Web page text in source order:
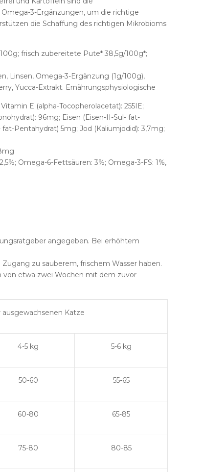
3-Ergänzungen, um die richtige
die Schaffung des richtigen Mikrobioms
frisch zubereitete Pute* 38,5g/100g*;
Linsen, Omega-3-Ergänzung (1g/100g),
Yucca-Extrakt. Ernährungsphysiologische
E (alpha-Tocopherolacetat): 255IE;
96mg; Eisen (Eisen-II-Sul- fat-
Pentahydrat) 5mg; Jod (Kaliumjodid): 3,7mg;
Omega-6-Fettsäuren: 3%; Omega-3-FS: 1%,
angegeben. Bei erhöhtem
zu sauberem, frischem Wasser haben.
von etwa zwei Wochen mit dem zuvor
Katze
4-5 kg 5-6 kg
50-60 55-65
60-80 65-85
75-80 80-85